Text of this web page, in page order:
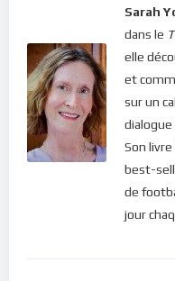
nous; nos pensées sont
Mais si nous
l’amour du monde, nous
sont donc influencées
pourquoi l’homme est
est rempli de ténèbres
cela épuise. Mais lorsque
tous ces maux, ce sont
nos pensées sont donc
regagnons notre
Sarah
dans le
elle
et
sur un
dialogue
Son
best-
de
jour